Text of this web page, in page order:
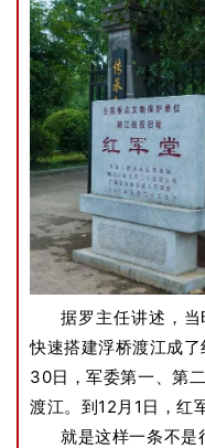
据罗主任讲述，
快速搭建浮桥渡江成了
30日，军委第一、第
渡江。到12月1日，红
就是这样一条不